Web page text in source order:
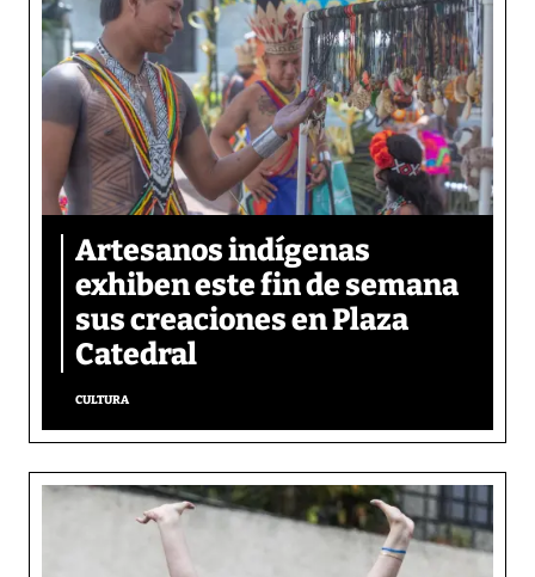
Artesanos indígenas
exhiben este fin de semana
sus creaciones en Plaza
Catedral
CULTURA